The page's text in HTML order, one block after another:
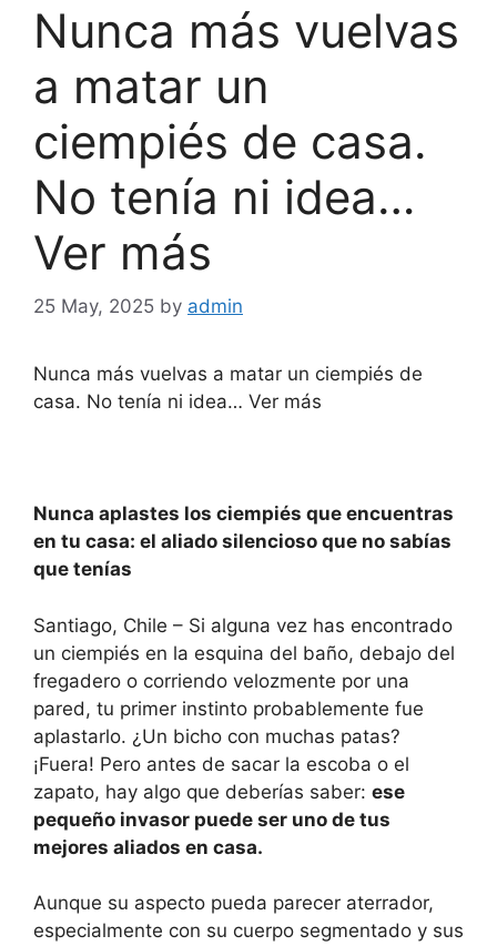
Nunca más vuelvas
a matar un
ciempiés de casa.
No tenía ni idea…
Ver más
25 May, 2025 by admin
Nunca más vuelvas a matar un ciempiés de
casa. No tenía ni idea… Ver más
Nunca aplastes los ciempiés que encuentras
en tu casa: el aliado silencioso que no sabías
que tenías
Santiago, Chile – Si alguna vez has encontrado
un ciempiés en la esquina del baño, debajo del
fregadero o corriendo velozmente por una
pared, tu primer instinto probablemente fue
aplastarlo. ¿Un bicho con muchas patas?
¡Fuera! Pero antes de sacar la escoba o el
zapato, hay algo que deberías saber: ese
pequeño invasor puede ser uno de tus
mejores aliados en casa.
Aunque su aspecto pueda parecer aterrador,
especialmente con su cuerpo segmentado y sus